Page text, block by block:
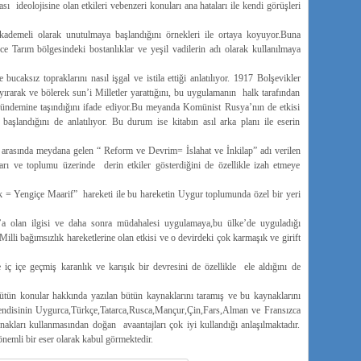
ideolojisine olan etkileri vebenzeri konuları ana hataları ile kendi görüşleri
olarak unutulmaya başlandığını örnekleri ile ortaya koyuyor.Buna
Tarım bölgesindeki bostanlıklar ve yeşil vadilerin adı olarak kullanılmaya
topraklarını nasıl işgal ve istila ettiği anlatılıyor. 1917 Bolşevikler
ve bölerek sun’i Milletler yarattığını, bu uygulamanın halk tarafından
taşındığını ifade ediyor.Bu meyanda Komünist Rusya’nın de etkisi
de anlatılıyor. Bu durum ise kitabın asıl arka planı ile eserin
meydana gelen “ Reform ve Devrim= İslahat ve İnkilap” adı verilen
ve toplumu üzerinde derin etkiler gösterdiğini de özellikle izah etmeye
= Yengiçe Maarif” hareketi ile bu hareketin Uygur toplumunda özel bir yeri
olan ilgisi ve daha sonra müdahalesi uygulamaya,bu ülke’de uyguladığı
bağımsızlık hareketlerine olan etkisi ve o devirdeki çok karmaşık ve girift
iç içe geçmiş karanlık ve karışık bir devresini de özellikle ele aldığını de
konular hakkında yazılan bütün kaynaklarını taramış ve bu kaynaklarını
Uygurca,Türkçe,Tatarca,Rusca,Mançur,Çin,Fars,Alman ve Fransızca
kullanmasından doğan avaantajları çok iyi kullandığı anlaşılmaktadır.
bir eser olarak kabul görmektedir.